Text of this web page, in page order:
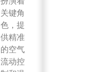
关键角
色，提
供精准
的空气
流动控